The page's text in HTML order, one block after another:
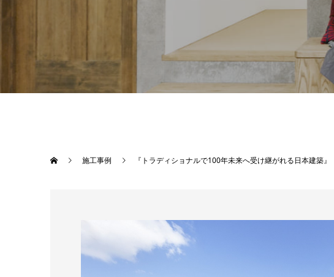
施工事例 『トラディショナルで100年未来へ受け継がれる日本建築』